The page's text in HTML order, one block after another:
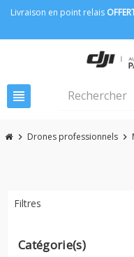
Livraison en point relais
view_headline
chevron_right Drones professionnels chevron_right
Filtres
Catégorie(s)